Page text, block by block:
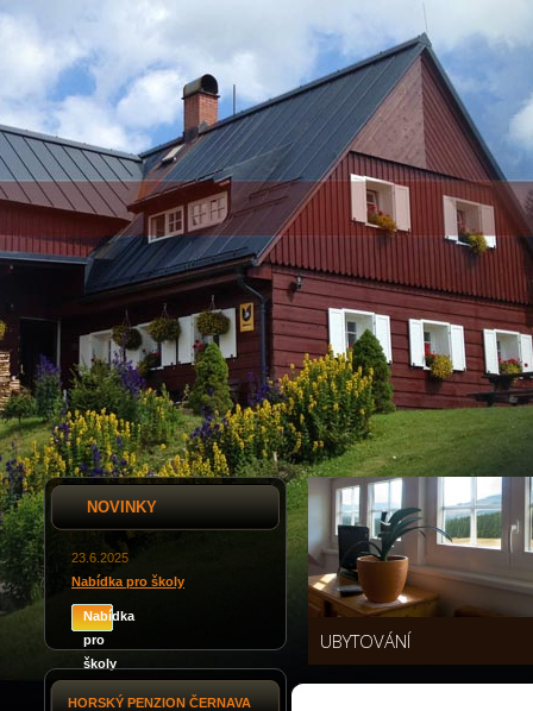
NOVINKY
23.6.2025
Nabídka pro školy
Nabídka
pro
školy
HORSKÝ PENZION ČERNAVA
UBYTOVÁNÍ